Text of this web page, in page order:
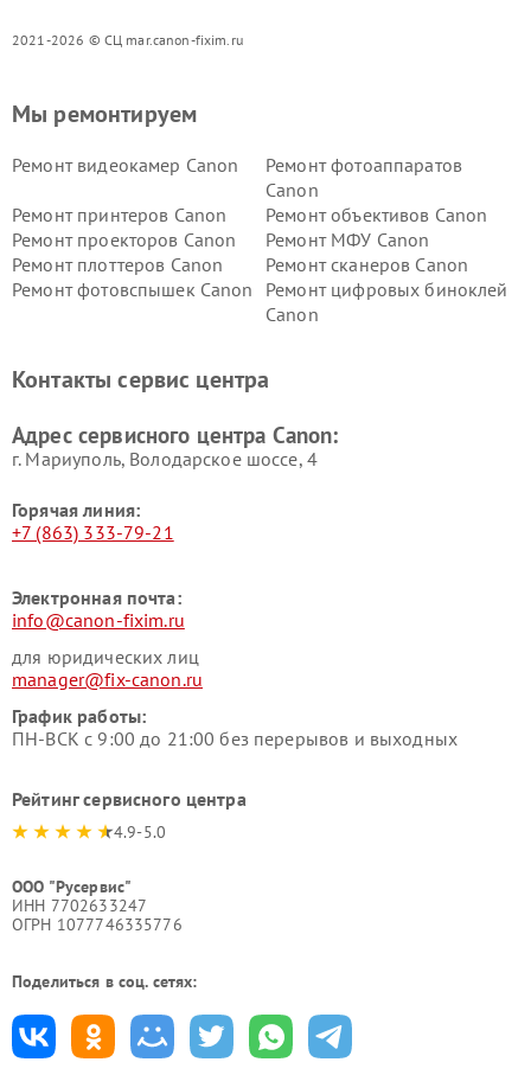
2021-2026 © СЦ mar.canon-fixim.ru
Мы ремонтируем
Ремонт видеокамер Canon
Ремонт фотоаппаратов
Canon
Ремонт принтеров Canon
Ремонт объективов Canon
Ремонт проекторов Canon
Ремонт МФУ Canon
Ремонт плоттеров Canon
Ремонт сканеров Canon
Ремонт фотовспышек Canon
Ремонт цифровых биноклей
Canon
Контакты сервис центра
Адрес сервисного центра Canon:
г. Мариуполь, Володарское шоссе, 4
Горячая линия:
+7 (863) 333-79-21
Электронная почта:
info@canon-fixim.ru
для юридических лиц
manager@fix-canon.ru
График работы:
ПН-ВСК с 9:00 до 21:00 без перерывов и выходных
Рейтинг сервисного центра
4.9-5.0
ООО "Русервис"
ИНН 7702633247
ОГРН 1077746335776
Поделиться в соц. сетях: